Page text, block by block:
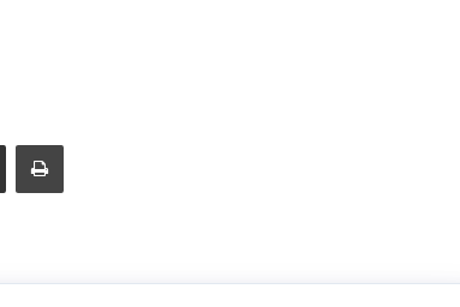
Compartir via Email Imprimi